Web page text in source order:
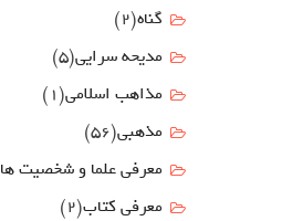
گناه(2)
مدیحه سرایی(5)
مذاهب اسلامی(1)
مذهبی(56)
معرفی علما و شخصیت ها
معرفی کتاب(2)